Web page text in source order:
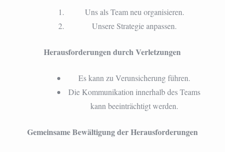
Uns als Team neu organisieren.
Unsere Strategie anpassen.
Herausforderungen durch Verletzungen
Es kann zu Verunsicherung führen.
Die Kommunikation innerhalb des Teams
kann beeinträchtigt werden.
Gemeinsame Bewältigung der Herausforderungen